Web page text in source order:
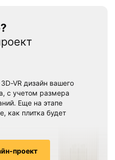
VR дизайн вашего
с учетом размера
Еще на этапе
как плитка будет
проект